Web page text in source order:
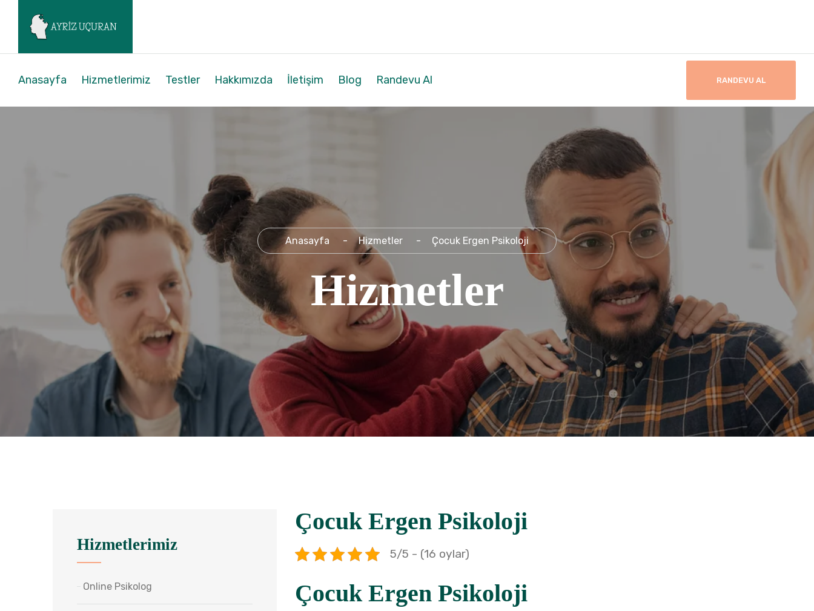
Anasayfa Hizmetlerimiz Testler Hakkımızda İletişim Blog Randevu Al RANDEVU AL
Anasayfa Hizmetler Çocuk Ergen Psikoloji
Hizmetler
Hizmetlerimiz
Online Psikolog
Çocuk Ergen Psikoloji
5/5 - (16 oylar)
Çocuk Ergen Psikoloji